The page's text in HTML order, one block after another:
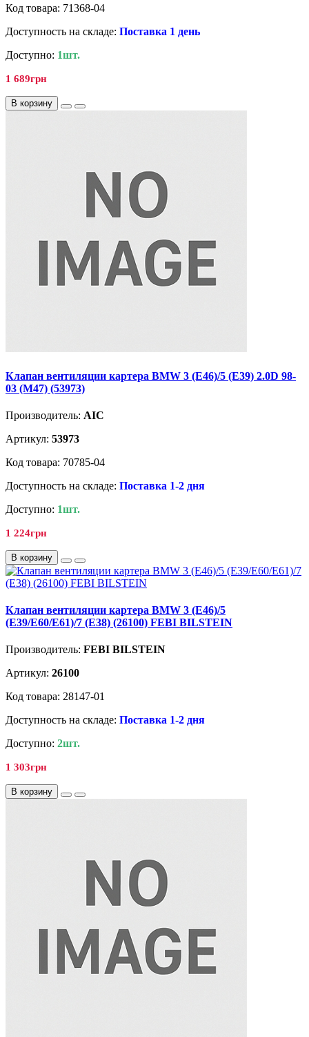
Код товара: 71368-04
Доступность на складе: Поставка 1 день
Доступно: 1шт.
1 689грн
В корзину
Клапан вентиляции картера BMW 3 (E46)/5 (E39) 2.0D 98-
03 (M47) (53973)
Производитель: AIC
Артикул: 53973
Код товара: 70785-04
Доступность на складе: Поставка 1-2 дня
Доступно: 1шт.
1 224грн
В корзину
Клапан вентиляции картера BMW 3 (E46)/5
(E39/E60/E61)/7 (E38) (26100) FEBI BILSTEIN
Производитель: FEBI BILSTEIN
Артикул: 26100
Код товара: 28147-01
Доступность на складе: Поставка 1-2 дня
Доступно: 2шт.
1 303грн
В корзину